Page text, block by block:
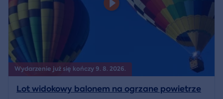
Wydarzenie już się kończy 9. 8. 2026.
Lot widokowy balonem na ogrzane powietrze